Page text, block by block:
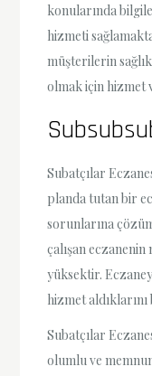
konularında
hizmeti
müşterilerin
olmak için hizmet
Subatçılar
planda tutan bir
sorunlarına
çalışan
yüksektir.
hizmet
Subatçılar
olumlu ve